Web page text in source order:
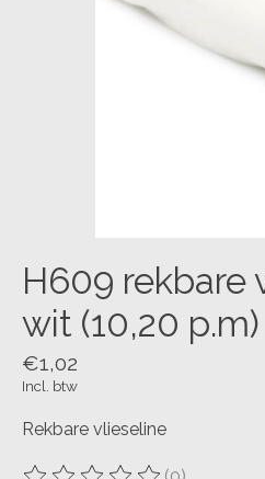
H609 rekbare
wit (10,20 p.m)
€1,02
Incl. btw
Rekbare vlieseline